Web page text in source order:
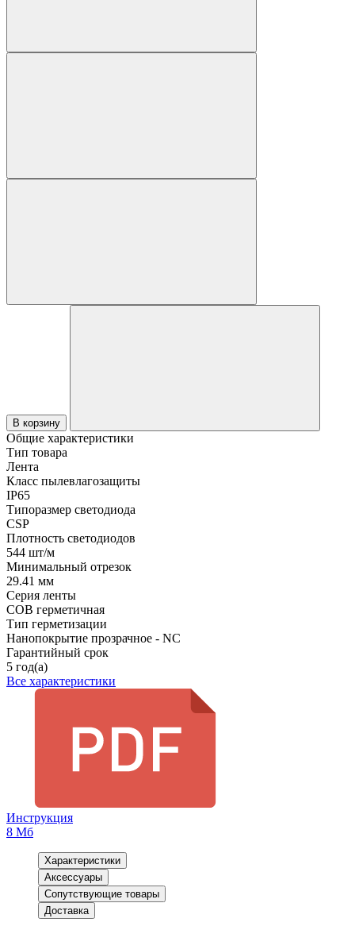
В корзину
Общие характеристики
Тип товара
Лента
Класс пылевлагозащиты
IP65
Типоразмер светодиода
CSP
Плотность светодиодов
544 шт/м
Минимальный отрезок
29.41 мм
Серия ленты
COB герметичная
Тип герметизации
Нанопокрытие прозрачное - NC
Гарантийный срок
5 год(а)
Все характеристики
Инструкция
8 Мб
Характеристики
Аксессуары
Сопутствующие товары
Доставка